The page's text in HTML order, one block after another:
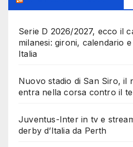
Serie D 2026/2027, ecco il
milanesi: gironi, calendario
Italia
Nuovo stadio di San Siro, il
entra nella corsa contro il
Juventus-Inter in tv e
derby d’Italia da Perth